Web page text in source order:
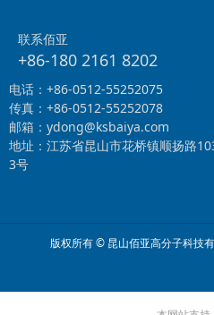
联系佰亚
+86-180 2161 8202
电话：+86-0512-55252075
传真：+86-0512-55252078
邮箱：ydong@ksbaiya.com
地址：江苏省昆山市花桥镇顺扬路
3号
版权所有 © 昆山佰亚高分子科技